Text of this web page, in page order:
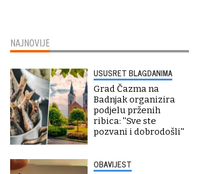
NAJNOVIJE
USUSRET BLAGDANIMA
Grad Čazma na
Badnjak organizira
podjelu prženih
ribica: ''Sve ste
pozvani i dobrodošli''
OBAVIJEST